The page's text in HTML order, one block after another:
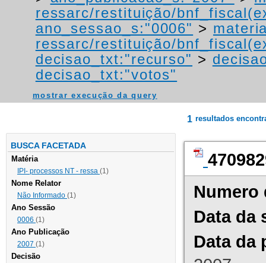
ressarc/restituição/
ano_sessao_s:"0006" >
ressarc/restituição/
decisao_txt:"recurso" >
decisao_txt:"votos"
mostrar execução da query
BUSCA FACETADA
Matéria
IPI- processos NT - ressa (1)
Nome Relator
Não Informado (1)
Ano Sessão
0006 (1)
Ano Publicação
2007 (1)
Decisão
1 resultados
Numero
Data da
Data da